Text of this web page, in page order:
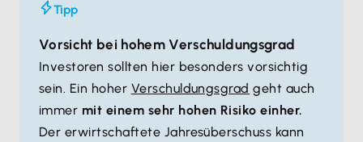
Tipp
Vorsicht bei hohem Verschuldungsgrad
Investoren sollten hier besonders vorsichtig
sein. Ein hoher Verschuldungsgrad geht auch
immer mit einem sehr hohen Risiko einher.
Der erwirtschaftete Jahresüberschuss kann